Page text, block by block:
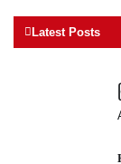
Latest Posts